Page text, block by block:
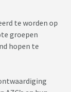
te worden op
groepen
hopen te